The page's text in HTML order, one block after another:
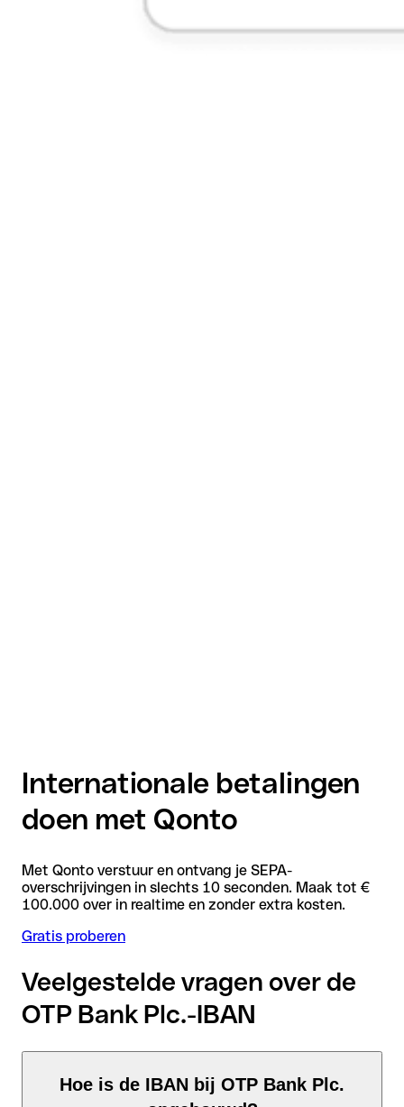
Internationale betalingen
doen met Qonto
Met Qonto verstuur en ontvang je SEPA-
overschrijvingen in slechts 10 seconden. Maak tot €
100.000 over in realtime en zonder extra kosten.
Gratis proberen
Veelgestelde vragen over de
OTP Bank Plc.-IBAN
Hoe is de IBAN bij OTP Bank Plc.